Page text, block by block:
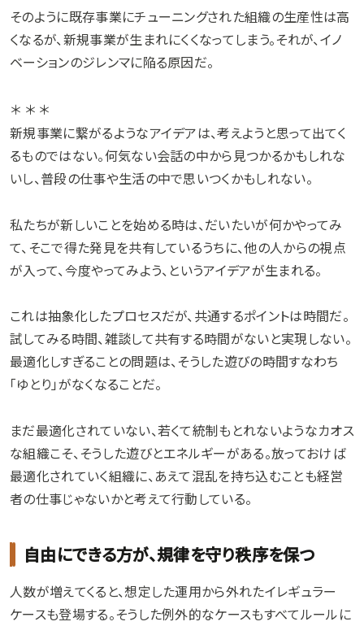
そのように既存事業にチューニングされた組織の生産性は高
くなるが、新規事業が生まれにくくなってしまう。それが、イノ
ベーションのジレンマに陥る原因だ。
＊ ＊ ＊
新規事業に繋がるようなアイデアは、考えようと思って出てく
るものではない。何気ない会話の中から見つかるかもしれな
いし、普段の仕事や生活の中で思いつくかもしれない。
私たちが新しいことを始める時は、だいたいが何かやってみ
て、そこで得た発見を共有しているうちに、他の人からの視点
が入って、今度やってみよう、というアイデアが生まれる。
これは抽象化したプロセスだが、共通するポイントは時間だ。
試してみる時間、雑談して共有する時間がないと実現しない。
最適化しすぎることの問題は、そうした遊びの時間すなわち
「ゆとり」がなくなることだ。
まだ最適化されていない、若くて統制もとれないようなカオス
な組織こそ、そうした遊びとエネルギーがある。放っておけば
最適化されていく組織に、あえて混乱を持ち込むことも経営
者の仕事じゃないかと考えて行動している。
自由にできる方が、規律を守り秩序を保つ
人数が増えてくると、想定した運用から外れたイレギュラー
ケースも登場する。そうした例外的なケースもすべてルールに